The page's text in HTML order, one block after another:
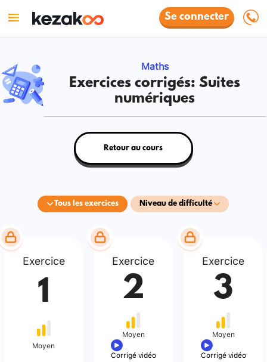
Se connecter
Maths
Exercices corrigés: Suites
numériques
Tous les exercices Niveau de difficulté
Retour au cours
Exercice
1
Moyen
Exercice
2
Moyen
Corrigé vidéo
Exercice
3
Moyen
Corrigé vidéo